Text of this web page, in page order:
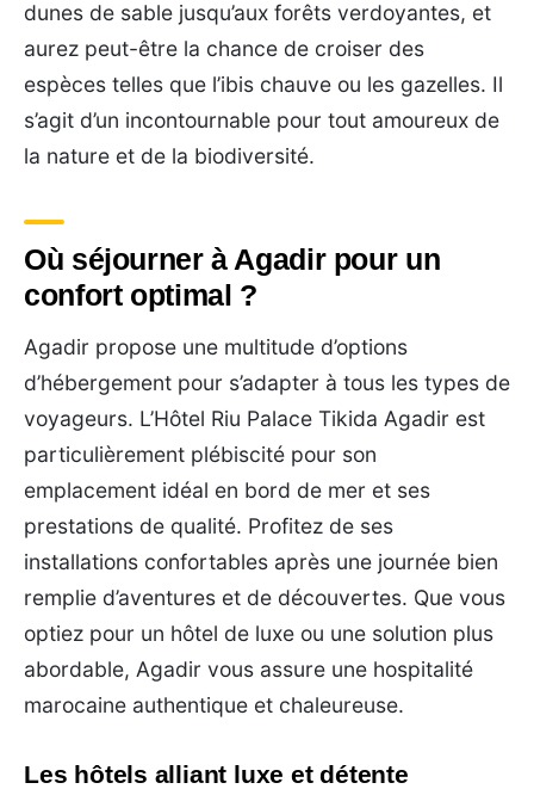
dunes de sable jusqu’aux forêts verdoyantes, et
aurez peut-être la chance de croiser des
espèces telles que l’ibis chauve ou les gazelles. Il
s’agit d’un incontournable pour tout amoureux de
la nature et de la biodiversité.
Où séjourner à Agadir pour un
confort optimal ?
Agadir propose une multitude d’options
d’hébergement pour s’adapter à tous les types de
voyageurs. L’Hôtel Riu Palace Tikida Agadir est
particulièrement plébiscité pour son
emplacement idéal en bord de mer et ses
prestations de qualité. Profitez de ses
installations confortables après une journée bien
remplie d’aventures et de découvertes. Que vous
optiez pour un hôtel de luxe ou une solution plus
abordable, Agadir vous assure une hospitalité
marocaine authentique et chaleureuse.
Les hôtels alliant luxe et détente